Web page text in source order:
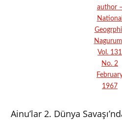
author –
National
Vol. 131
No. 2
1967
Ainu’lar 2. Dünya